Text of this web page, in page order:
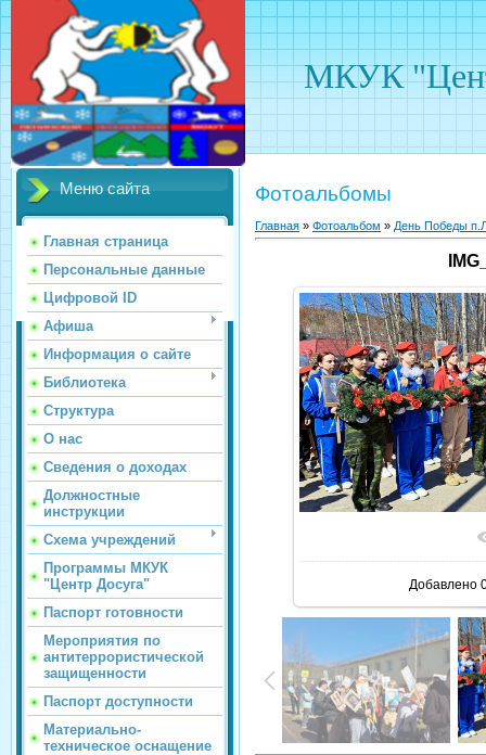
МКУК
Меню сайта
Главная страница
Персональные данные
Цифровой ID
Афиша
Информация о сайте
Библиотека
Структура
О нас
Сведения о доходах
Должностные
инструкции
Схема учреждений
Программы МКУК
"Центр Досуга"
Паспорт готовности
Мероприятия по
антитеррористической
защищенности
Паспорт доступности
Материально-
техническое оснащение
Фотоальбомы
Главная » Фотоальбом » День Победы
Добавлено